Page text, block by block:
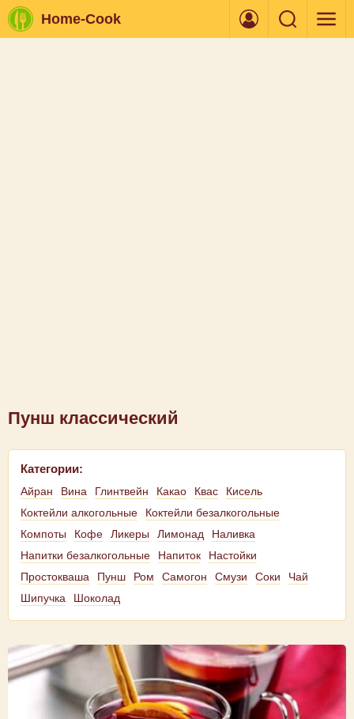
Home-Cook
Пунш классический
Категории:
Айран Вина Глинтвейн Какао Квас
Кисель
Коктейли алкогольные
Коктейли безалкогольные
Компоты
Кофе Ликеры Лимонад
Наливка
Напитки безалкогольные
Напиток
Настойки
Простокваша
Пунш Ром Самогон Смузи Соки
Чай
Шипучка
Шоколад